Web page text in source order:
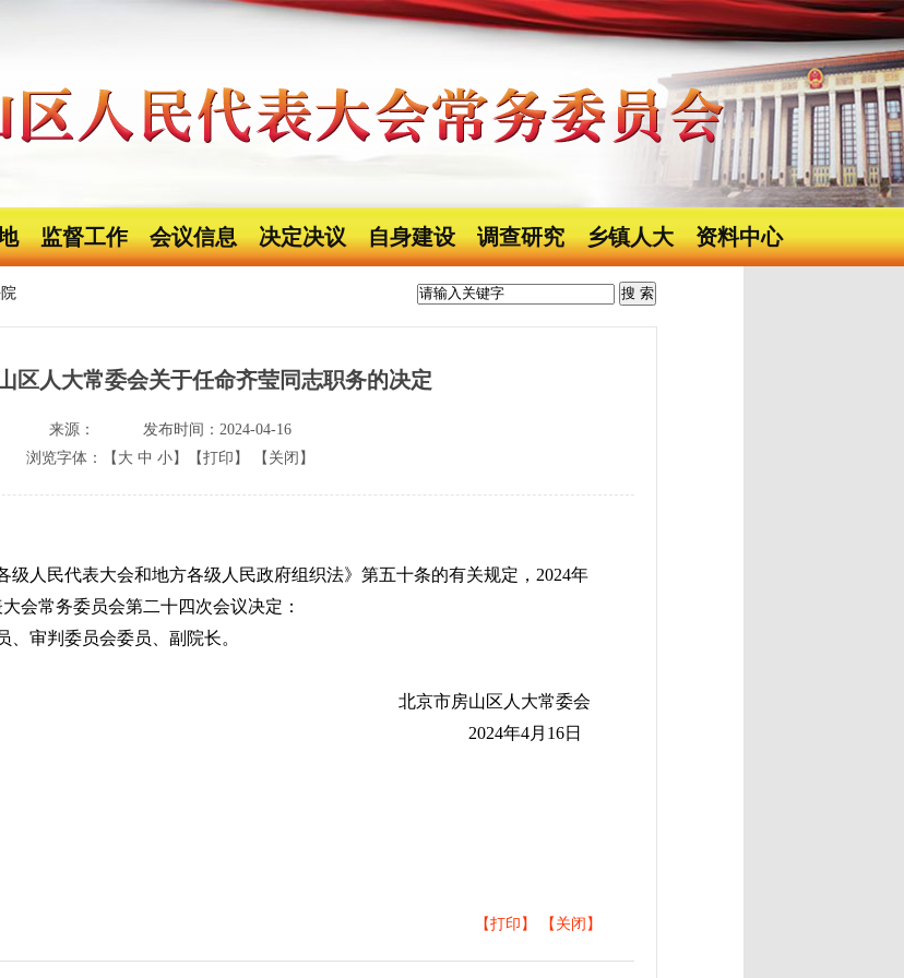
监督工作 会议信息 决定决议 自身建设 调查研究 乡镇人大 资料中心
区人大常委会关于任命齐莹同志职务的决定
来源：
发布时间：2024-04-16
浏览字体：【 大 中 小】 【打印】 【关闭】
人民代表大会和地方各级人民政府组织法》第五十条的有关规定，2024年
会常务委员会第二十四次会议决定：
审判委员会委员、副院长。
北京市房山区人大常委会
2024年4月16日
【打印】 【关闭】